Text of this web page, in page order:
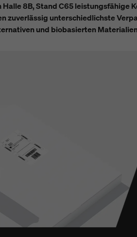
8B, Stand C65 leistungsfähige
zuverlässig unterschiedlichste
und biobasierten